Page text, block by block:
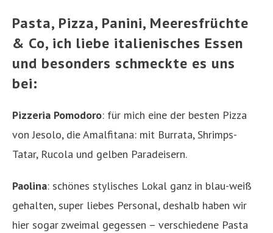
Pasta, Pizza, Panini, Meeresfrüchte
& Co, ich liebe italienisches Essen
und besonders schmeckte es uns
bei:
Pizzeria Pomodoro: für mich eine der besten Pizza
von Jesolo, die Amalfitana: mit Burrata, Shrimps-
Tatar, Rucola und gelben Paradeisern.
Paolina: schönes stylisches Lokal ganz in blau-weiß
gehalten, super liebes Personal, deshalb haben wir
hier sogar zweimal gegessen – verschiedene Pasta